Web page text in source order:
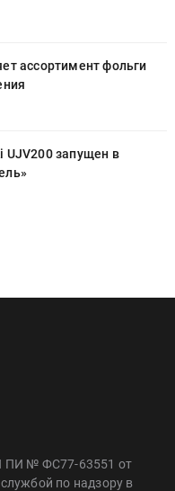
ассортимент фольги
UJV200 запущен в
ПИ № ФС77-63551 от
по надзору в